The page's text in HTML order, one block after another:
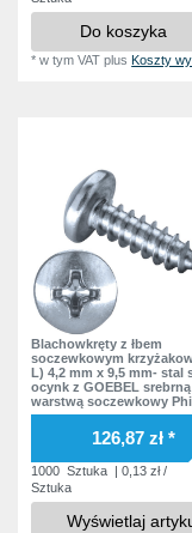
Do koszyka
*w tym VAT plusKoszty
Blachowkręty z łbem
soczewkowym
L) 4,2 mm x 9,5 mm- stal
ocynk z GOEBEL srebrną
warstwą soczewkowy
krzyżak Podkładka bez
podkładki DIN7981
Norma zakładowa
126,87 zł *
1000 Sztuka | 0,13 zł /
Sztuka
Wyświetlaj